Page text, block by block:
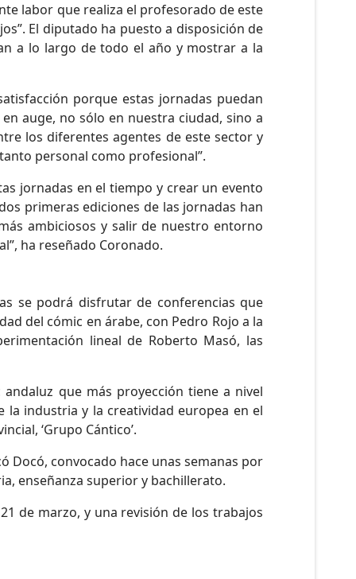
labor que realiza el profesorado de este
El diputado ha puesto a disposición de
a lo largo de todo el año y mostrar a la
porque estas jornadas puedan
auge, no sólo en nuestra ciudad, sino a
los diferentes agentes de este sector y
personal como profesional”.
jornadas en el tiempo y crear un evento
primeras ediciones de las jornadas han
ambiciosos y salir de nuestro entorno
ha reseñado Coronado.
se podrá disfrutar de conferencias que
del cómic en árabe, con Pedro Rojo a la
lineal de Roberto Masó, las
que más proyección tiene a nivel
la industria y la creatividad europea en el
‘Grupo Cántico’.
Docó, convocado hace unas semanas por
enseñanza superior y bachillerato.
de marzo, y una revisión de los trabajos